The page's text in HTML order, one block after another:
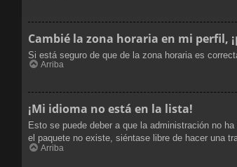
Cambié la zona horaria en mi perfil,
Si está seguro de que de la zona horaria es
Arriba
¡Mi idioma no está en la lista!
Esto se puede deber a que la administración no
el paquete no existe, siéntase libre de hacer una
Arriba